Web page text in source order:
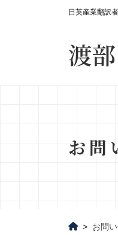
日英産業翻訳
お問
お問